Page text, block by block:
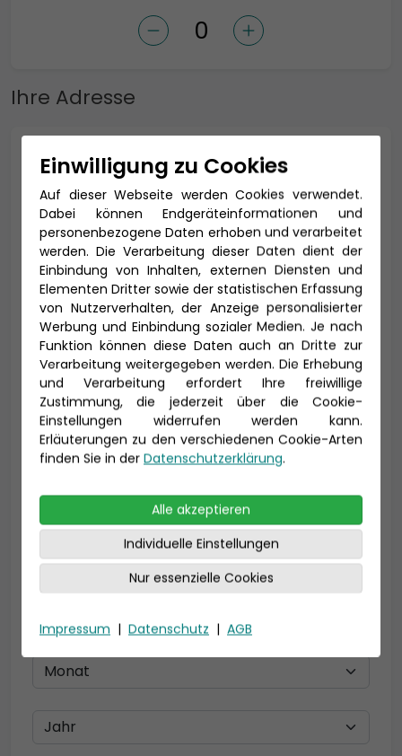
Ihre Adresse
Anrede *
Titel
Vorname * Nachname *
E-Mail *
Telefon *
Geburtsdatum
Einwilligung zu Cookies
Auf dieser Webseite werden Cookies verwendet.
Dabei können Endgeräteinformationen und
personenbezogene Daten erhoben und verarbeitet
werden. Die Verarbeitung dieser Daten dient der
Einbindung von Inhalten, externen Diensten und
Elementen Dritter sowie der statistischen Erfassung
von Nutzerverhalten, der Anzeige personalisierter
Werbung und Einbindung sozialer Medien. Je nach
Funktion können diese Daten auch an Dritte zur
Verarbeitung weitergegeben werden. Die Erhebung
und Verarbeitung erfordert Ihre freiwillige
Zustimmung, die jederzeit über die Cookie-
Einstellungen widerrufen werden kann.
Erläuterungen zu den verschiedenen Cookie-Arten
finden Sie in der Datenschutzerklärung.
Alle akzeptieren
Individuelle Einstellungen
Nur essenzielle Cookies
Impressum | Datenschutz | AGB